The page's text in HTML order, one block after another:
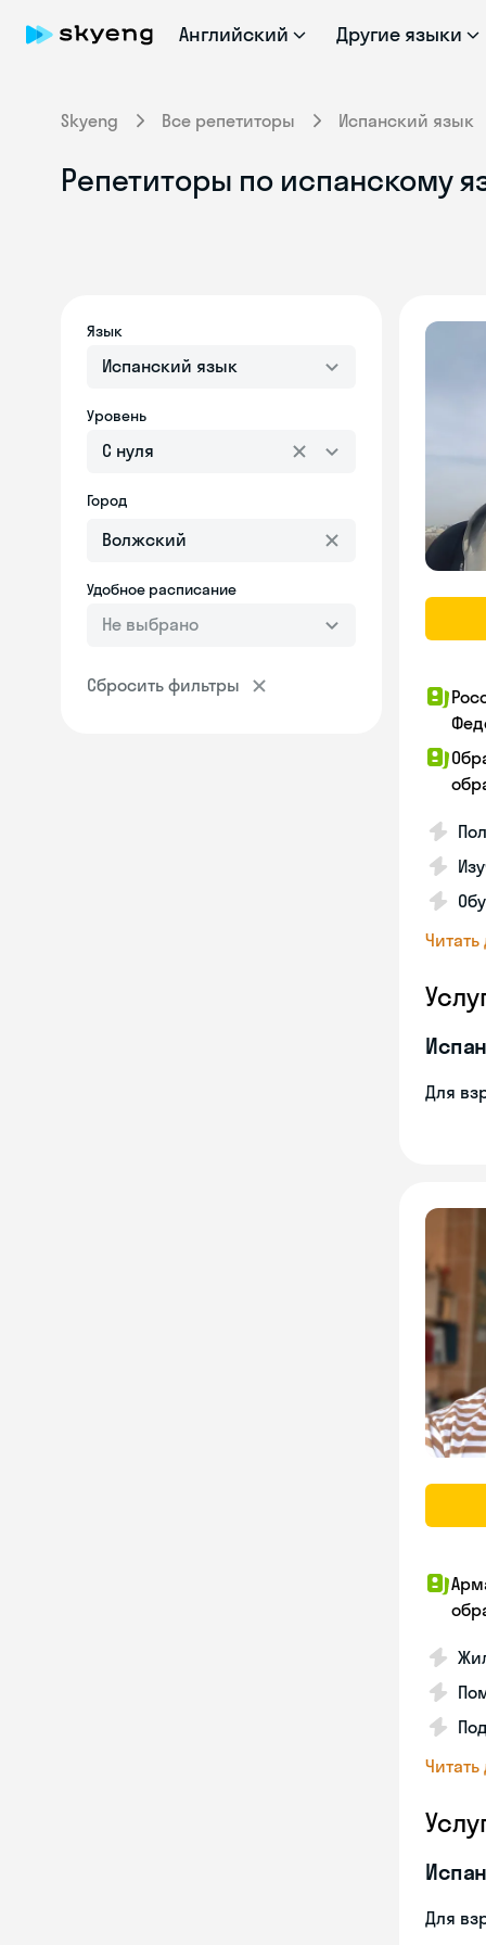
Английский Другие языки
Skyeng Все репетиторы Испанский язык
Репетиторы по испанскому
Язык
Испанский язык
Уровень
С нуля
Город
Удобное расписание
Не выбрано
Сбросить фильтры
Для
Для